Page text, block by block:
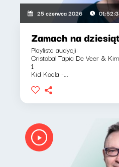
25 czerwca 2026
Zamach na
Playlista audycji:
Cristobal Tapia De Veer &
1
Kid Koala -...